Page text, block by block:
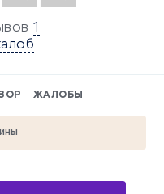
1
ЖАЛОБЫ